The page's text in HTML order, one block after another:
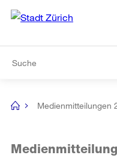
Navigation
[no
Medienmitteilungen
Medienmitteilung